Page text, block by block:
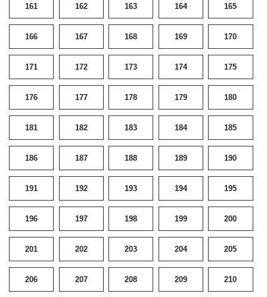
161 162 163 164 165
166 167 168 169 170
171 172 173 174 175
176 177 178 179 180
181 182 183 184 185
186 187 188 189 190
191 192 193 194 195
196 197 198 199 200
201 202 203 204 205
206 207 208 209 210